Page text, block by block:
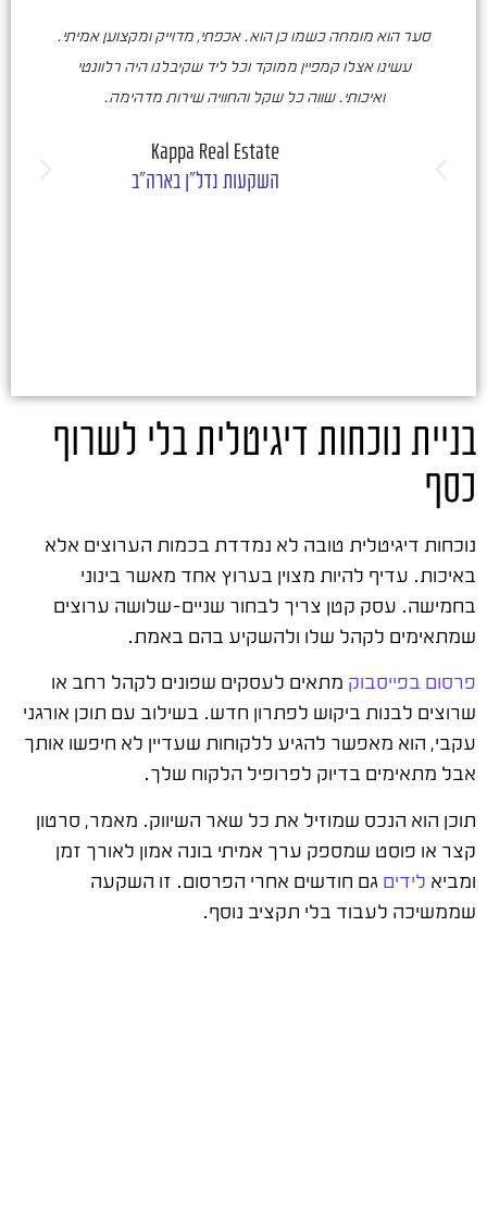
סער הוא מומחה כשמו כן הוא. אכפתי, מדוייק ומקצוען אמיתי.
עשינו אצלו קמפיין ממוקד וכל ליד שקיבלנו היה רלוונטי
ואיכותי. שווה כל שקל והחוויה שירות מדהימה.
Kappa Real Estate
השקעות נדל"ן בארה"ב
בניית נוכחות דיגיטלית בלי לשרוף
כסף
נוכחות דיגיטלית טובה לא נמדדת בכמות הערוצים אלא
באיכות. עדיף להיות מצוין בערוץ אחד מאשר בינוני
בחמישה. עסק קטן צריך לבחור שניים-שלושה ערוצים
שמתאימים לקהל שלו ולהשקיע בהם באמת.
פרסום בפייסבוק מתאים לעסקים שפונים לקהל רחב או
שרוצים לבנות ביקוש לפתרון חדש. בשילוב עם תוכן אורגני
עקבי, הוא מאפשר להגיע ללקוחות שעדיין לא חיפשו אותך
אבל מתאימים בדיוק לפרופיל הלקוח שלך.
תוכן הוא הנכס שמוזיל את כל שאר השיווק. מאמר, סרטון
קצר או פוסט שמספק ערך אמיתי בונה אמון לאורך זמן
ומביא לידיםגם חודשים אחרי הפרסום. זו השקעה
שממשיכה לעבוד בלי תקציב נוסף.